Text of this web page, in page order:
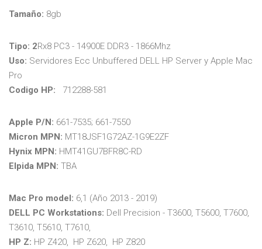
Tamaño: 8gb
Tipo: 2Rx8 PC3 - 14900E DDR3 - 1866Mhz
Uso: Servidores Ecc Unbuffered DELL HP Server y Apple Mac
Pro
Codigo HP:
712288-581
Apple P/N: 661-7535; 661-7550
Micron MPN: MT18JSF1G72AZ-1G9E2ZF
Hynix MPN: HMT41GU7BFR8C-RD
Elpida MPN: TBA
Mac Pro model: 6,1 (Año 2013 - 2019)
DELL PC Workstations: Dell Precision - T3600, T5600, T7600,
T3610, T5610, T7610,
HP Z: HP Z420, HP Z620, HP Z820